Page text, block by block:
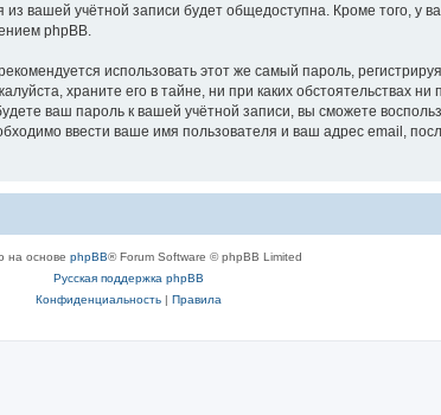
вашей учётной записи будет общедоступна. Кроме того, у
phpBB.
использовать этот же самый пароль,
храните его в тайне, ни при каких обстоятельствах
ваш пароль к вашей учётной записи, вы сможете
ввести ваше имя пользователя и ваш адрес email,
на основе phpBB® Forum Software © phpBB Limited
Русская поддержка phpBB
Конфиденциальность| Правила